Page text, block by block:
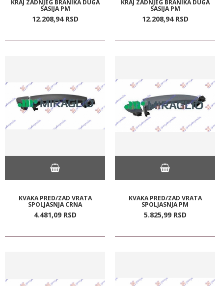
KRAJ ZADNJEG BRANIKA DUGA
SASIJA PM
12.208,94 RSD
KRAJ ZADNJEG BRANIKA DUGA
SASIJA PM
12.208,94 RSD
KVAKA PRED/ZAD VRATA
SPOLJASNJA CRNA
4.481,09 RSD
KVAKA PRED/ZAD VRATA
SPOLJASNJA PM
5.825,99 RSD